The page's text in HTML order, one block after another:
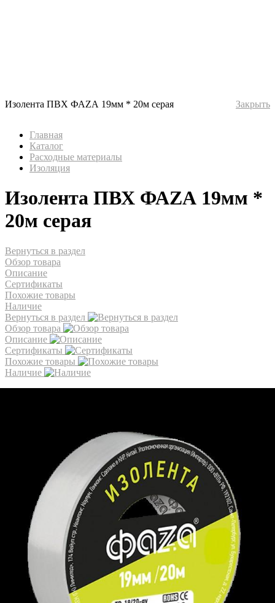
Изолента ПВХ ФАZА 19мм * 20м серая Закрыть
Главная
Каталог
Расходные материалы
Изоляция
Изолента ПВХ ФАZА 19мм *
20м серая
Вернуться в раздел
Обзор товара
Описание
Сертификаты
Похожие товары
Наличие
Вернуться в раздел
Обзор товара
Описание
Сертификаты
Похожие товары
Наличие